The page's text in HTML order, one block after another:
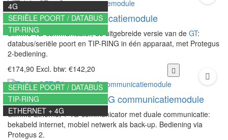
4G
SERIËLE POORT / DATABUS
TIP-RING
Trikdis GT+ 4G communicatiemodule
Slimme 4G-communicator, de uitgebreide versie van de GT:
databus/seriële poort en TIP-RING in één apparaat, met Protegus
2-bediening.
€174,90 Excl. btw: €142,20
SERIËLE POORT / DATABUS
TIP-RING
ETHERNET + 4G
Trikdis GET Ethernet + 4G communicatiemodule
Slimme Ethernet + 4G-communicator met duale communicatie:
bekabeld internet, mobiel netwerk als back-up. Bediening via
Protegus 2.